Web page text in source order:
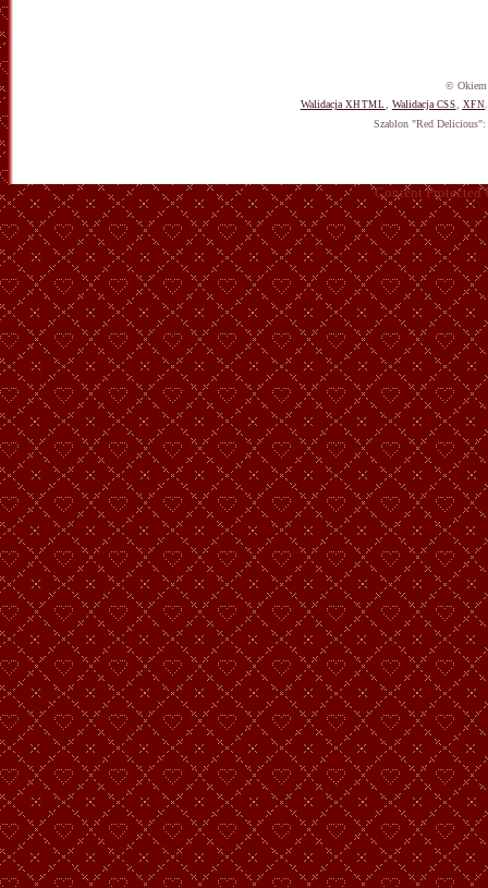
© Okiem
Walidacja XHTML Walidacja CSS XFN
Szablon "Red Delicious":
Content Protected